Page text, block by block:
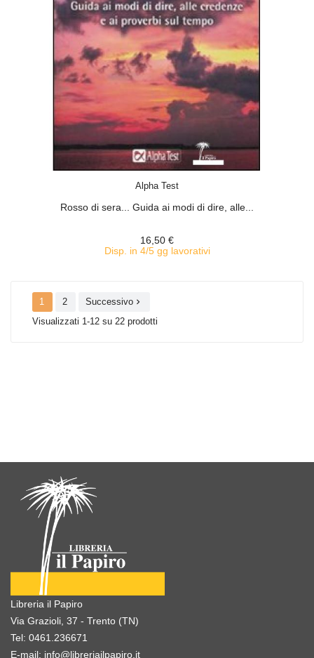
Alpha Test
Rosso di sera... Guida ai modi di dire, alle...
16,50 €
Disp. in 4/5 gg lavorativi
1 2 Successivo 
Visualizzati 1-12 su 22 prodotti
Libreria il Papiro
Via Grazioli, 37 - Trento (TN)
Tel: 0461.236671
E-mail: info@libreriailpapiro.it